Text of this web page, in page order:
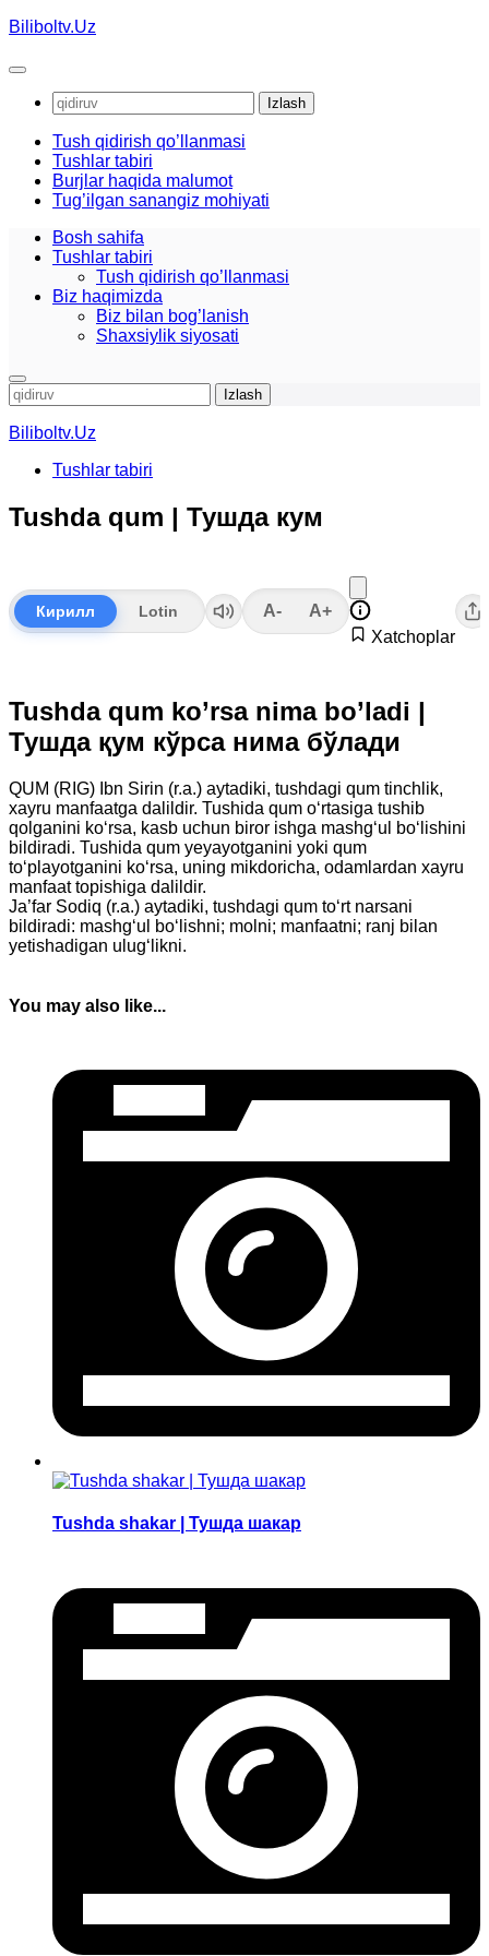
Skip
content
Biliboltv.Uz
Qidirshish:
Tush qidirish qo’llanmasi
Tushlar tabiri
Burjlar haqida malumot
Tug’ilgan sanangiz mohiyati
Bosh sahifa
Tushlar tabiri
Tush qidirish qo’llanmasi
Biz haqimizda
Biz bilan bog’lanish
Shaxsiylik siyosati
Qidirshish:
Biliboltv.Uz
Tushlar tabiri
Tushda qum | Тушда кум
Кирилл Lotin A-
A+
Xatchoplar
Tushda qum ko’rsa nima bo’ladi |
Тушда қум кўрса нима бўлади
QUM (RIG) Ibn Sirin (r.a.) aytadiki, tushdagi qum tinchlik,
xayru manfaatga dalildir. Tushida qum o‘rtasiga tushib
qolganini ko‘rsa, kasb uchun biror ishga mashg‘ul bo‘lishini
bildiradi. Tushida qum yeyayotganini yoki qum
to‘playotganini ko‘rsa, uning mikdoricha, odamlardan xayru
manfaat topishiga dalildir.
Ja’far Sodiq (r.a.) aytadiki, tushdagi qum to‘rt narsani
bildiradi: mashg‘ul bo‘lishni; molni; manfaatni; ranj bilan
yetishadigan ulug‘likni.
You may also like...
Tushda shakar | Тушда шакар